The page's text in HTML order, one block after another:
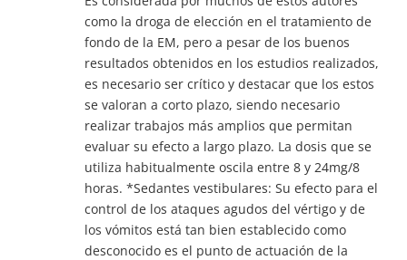
como la droga de elección en el tratamiento de
fondo de la EM, pero a pesar de los buenos
resultados obtenidos en los estudios realizados,
es necesario ser crítico y destacar que los estos
se valoran a corto plazo, siendo necesario
realizar trabajos más amplios que permitan
evaluar su efecto a largo plazo. La dosis que se
utiliza habitualmente oscila entre 8 y 24mg/8
horas. *Sedantes vestibulares: Su efecto para el
control de los ataques agudos del vértigo y de
los vómitos está tan bien establecido como
desconocido es el punto de actuación de la